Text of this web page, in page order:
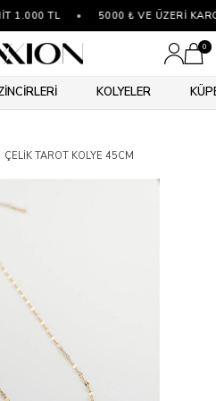
1.000 TL 5000 ₺ VE ÜZERİ
0
KOLYELER
ÇELIK TAROT KOLYE 45CM